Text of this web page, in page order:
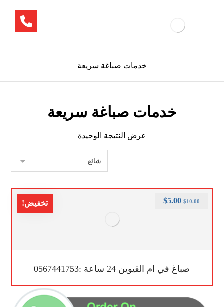
خدمات صباغة سريعة
خدمات صباغة سريعة
عرض النتيجة الوحيدة
تخفيض!
صباغ في ام القيوين 24 ساعة :0567441753
$10.00
$5.00